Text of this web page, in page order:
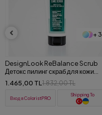
+ 3
DesignLook Re-Balance
Бивалентный балансирующий
шампунь против перхоти,
жирности, для чувствительной
кожи 1000 мл
2.352,00 TL2.940,00 TL
Вход в ColoristPRO
Shipping To